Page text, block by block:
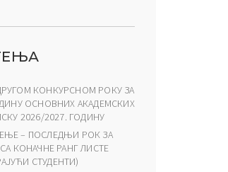
КОНКУРСНОМ РОКУ ЗА
ОСНОВНИХ АКАДЕМСКИХ
2026/2027. ГОДИНУ
– ПОСЛЕДЊИ РОК ЗА
КОНАЧНЕ РАНГ ЛИСТЕ
СТУДЕНТИ)